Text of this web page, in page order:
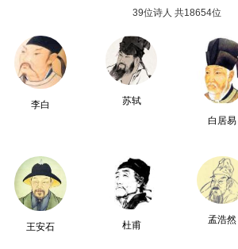
39位诗人 共18654位
李白
苏轼
白居易
王安石 杜甫
孟浩然